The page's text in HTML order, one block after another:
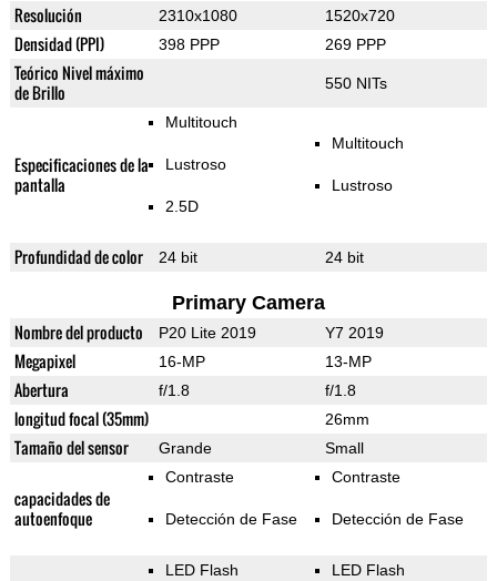
Resolución 2310x1080 1520x720
Densidad (PPI) 398 PPP 269 PPP
Teórico Nivel máximo
de Brillo
550 NITs
Especificaciones de la
pantalla
Multitouch
Lustroso
2.5D
Multitouch
Lustroso
Profundidad de color 24 bit 24 bit
Primary Camera
Nombre del producto P20 Lite 2019 Y7 2019
Megapixel 16-MP 13-MP
Abertura f/1.8 f/1.8
longitud focal (35mm) 26mm
Tamaño del sensor Grande Small
capacidades de
autoenfoque
Contraste
Detección de Fase
Contraste
Detección de Fase
LED Flash LED Flash